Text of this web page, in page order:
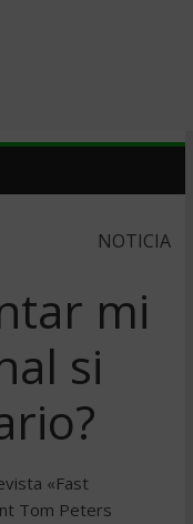
NOTICIA
mi
si
«Fast
Tom Peters